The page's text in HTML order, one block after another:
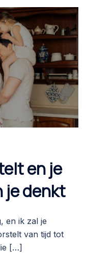
en je
je denkt
en ik zal je
van tijd tot
[…]